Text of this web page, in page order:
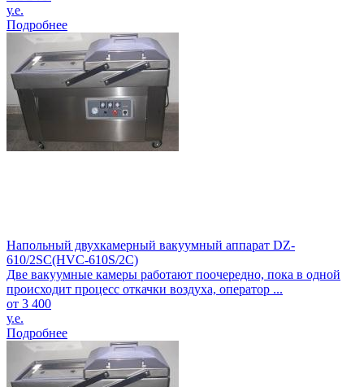
у.е.
Подробнее
Напольный двухкамерный вакуумный аппарат DZ-
610/2SC(HVC-610S/2C)
Две вакуумные камеры работают поочередно, пока в одной
происходит процесс откачки воздуха, оператор ...
от 3 400
у.е.
Подробнее